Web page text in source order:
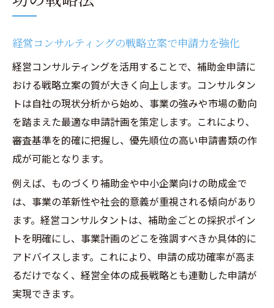
経営コンサルティングの戦略立案で申請力を強化
経営コンサルティングを活用することで、補助金申請に
おける戦略立案の質が大きく向上します。コンサルタン
トは自社の現状分析から始め、事業の強みや市場の動向
を踏まえた最適な申請計画を策定します。これにより、
審査基準を的確に把握し、優先順位の高い申請書類の作
成が可能となります。
例えば、ものづくり補助金や中小企業向けの助成金で
は、事業の革新性や社会的意義が重視される傾向があり
ます。経営コンサルタントは、補助金ごとの採択ポイン
トを明確にし、事業計画のどこを強調すべきか具体的に
アドバイスします。これにより、申請の成功確率が高ま
るだけでなく、経営全体の成長戦略とも連動した申請が
実現できます。